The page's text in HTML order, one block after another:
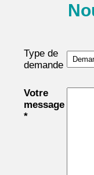
Type de
demande
Votre
message
*